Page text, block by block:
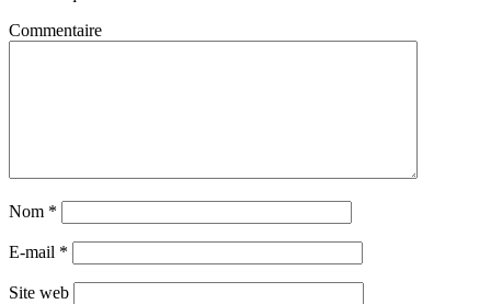
Commentaire
Nom *
E-mail *
Site web